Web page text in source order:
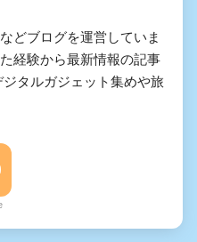
どブログを運営していま
経験から最新情報の記事
タルガジェット集めや旅